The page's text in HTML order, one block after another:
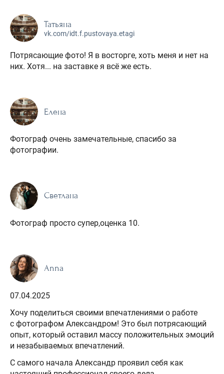
Татьяна
vk.com/idt.f.pustovaya.etagi
Потрясающие фото! Я в восторге, хоть меня и нет на
них. Хотя... на заставке я всё же есть.
Елена
Фотограф очень замечательные, спасибо за
фотографии.
Светлана
Фотограф просто супер,оценка 10.
Anna
07.04.2025
Хочу поделиться своими впечатлениями о работе
с фотографом Александром! Это был потрясающий
опыт, который оставил массу положительных эмоций
и незабываемых впечатлений.
С самого начала Александр проявил себя как